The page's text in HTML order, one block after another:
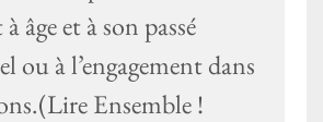
âge et à son passé
ou à l’engagement dans
Ensemble !